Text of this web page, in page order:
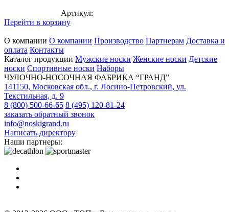
Артикул:
Перейти в корзину
О компании О компании Производство Партнерам Доставка и
оплата Контакты
Каталог продукции Мужские носки Женские носки Детские
носки Спортивные носки Наборы
ЧУЛОЧНО-НОСОЧНАЯ ФАБРИКА “ГРАНД”
141150, Московская обл., г. Лосино-Петровский, ул.
Текстильная, д. 9
8 (800) 500-66-65 8 (495) 120-81-24
заказать обратный звонок
info@noskigrand.ru
Написать директору
Наши партнеры: